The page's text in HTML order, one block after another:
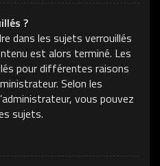
?
dans les sujets verrouillés
est alors terminé. Les
pour différentes raisons
Selon les
vous pouvez
sujets.